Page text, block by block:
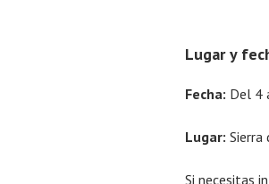
Lugar y
Fecha: Del 4
Lugar: Sierra
Si necesitas